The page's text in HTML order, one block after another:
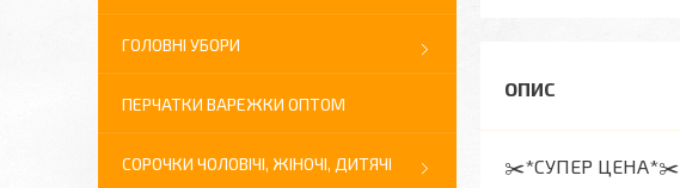
✂️*СУПЕР ЦЕНА*✂️
ГОЛОВНІ УБОРИ
ПЕРЧАТКИ ВАРЕЖКИ ОПТОМ
СОРОЧКИ ЧОЛОВІЧІ, ЖІНОЧІ, ДИТЯЧІ